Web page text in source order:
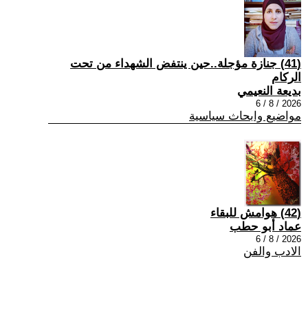
(41) جنازة مؤجلة..حين ينتفض الشهداء من تحت
الركام
بديعة النعيمي
2026 / 8 / 6
مواضيع وابحاث سياسية
(42) هوامش للبقاء
عماد أبو حطب
2026 / 8 / 6
الادب والفن